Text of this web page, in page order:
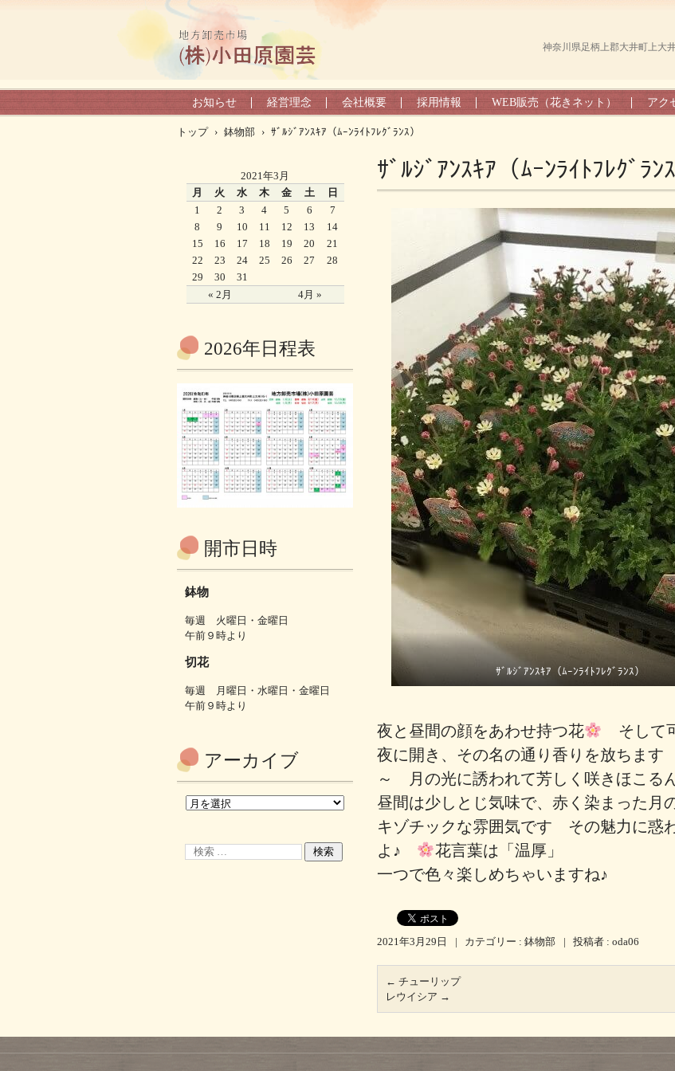
神奈川県足柄上郡大井町上大
お知らせ 経営理念 会社概要 採用情報 WEB販売（花きネット） アク
トップ › 鉢物部 › ｻﾞﾙｼﾞｱﾝｽｷｱ（ﾑｰﾝﾗｲﾄﾌﾚｸﾞﾗﾝｽ）
ｻﾞﾙｼﾞｱﾝｽｷｱ（ﾑｰﾝﾗｲﾄﾌﾚｸﾞﾗﾝｽ
ｻﾞﾙｼﾞｱﾝｽｷｱ（ﾑｰﾝﾗｲﾄﾌﾚｸﾞﾗﾝｽ）
夜と昼間の顔をあわせ持つ花
そして
夜に開き、その名の通り香りを放ちます
～ 月の光に誘われて芳しく咲きほこ
昼間は少しとじ気味で、赤く染まった月
キゾチックな雰囲気です その魅力に惑
よ♪
花言葉は「温厚」
一つで色々楽しめちゃいますね♪
2021年3月29日 | カテゴリー : 鉢物部 | 投稿者 : oda06
← チューリップ
レウイシア →
2021年3月
月
火 水 木 金 土 日
« 2月 4月 »
1 2 3 4 5 6
7
8
9 10 11 12 13
14
15
16 17 18 19 20
21
22
23 24 25 26 27
28
29
30 31
2026年日程表
開市日時
鉢物
毎週 火曜日・金曜日
午前９時より
切花
毎週 月曜日・水曜日・金曜日
午前９時より
アーカイブ